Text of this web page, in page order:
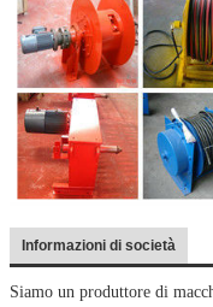
Informazioni di società
Siamo un produttore di